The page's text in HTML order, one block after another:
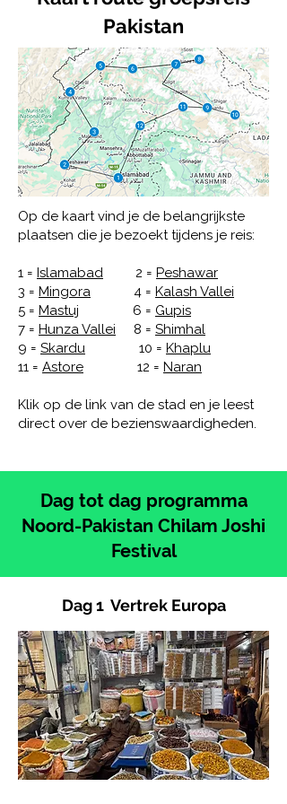
Pakistan
Op de kaart vind je de belangrijkste
plaatsen die je bezoekt tijdens je reis:
1 = Islamabad 2 = Peshawar
3 = Mingora 4 = Kalash Vallei
5 = Mastuj 6 = Gupis
7 = Hunza Vallei 8 = Shimhal
9 = Skardu 10 = Khaplu
11 = Astore 12 = Naran
Klik op de link van de stad en je leest
direct over de bezienswaardigheden.
Dag tot dag programma
Noord-Pakistan Chilam Joshi
Festival
Dag 1 Vertrek Europa